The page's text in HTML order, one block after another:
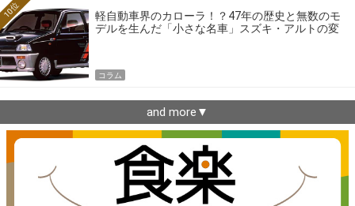
軽自動車界のカローラ！？47年の歴史と無数のモ
デルを生んだ「小さな名車」スズキ・アルトの変
10位
コラム
and more▼